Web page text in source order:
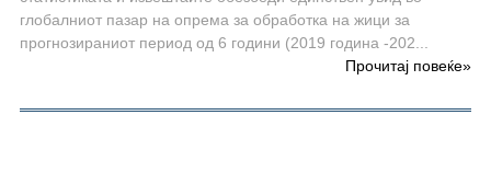
глобалниот пазар на опрема за обработка на жици за
прогнозираниот период од 6 години (2019 година -202...
Прочитај повеќе»